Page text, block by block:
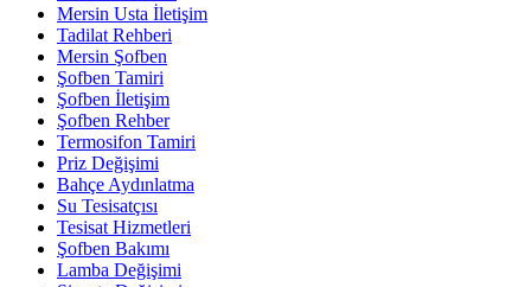
Mersin Usta İletişim
Tadilat Rehberi
Mersin Şofben
Şofben Tamiri
Şofben İletişim
Şofben Rehber
Termosifon Tamiri
Priz Değişimi
Bahçe Aydınlatma
Su Tesisatçısı
Tesisat Hizmetleri
Şofben Bakımı
Lamba Değişimi